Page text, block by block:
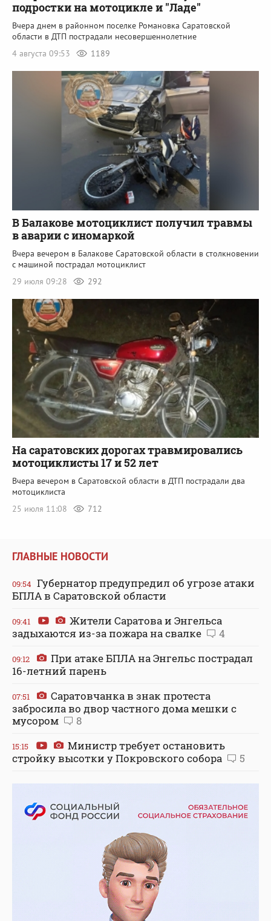
подростки на мотоцикле и "Ладе"
Вчера днем в районном поселке Романовка Саратовской
области в ДТП пострадали несовершеннолетние
4 августа 09:53
1189
В Балакове мотоциклист получил травмы
в аварии с иномаркой
Вчера вечером в Балакове Саратовской области в столкновении
с машиной пострадал мотоциклист
29 июля 09:28
292
На саратовских дорогах травмировались
мотоциклисты 17 и 52 лет
Вчера вечером в Саратовской области в ДТП пострадали два
мотоциклиста
25 июля 11:08
712
ГЛАВНЫЕ НОВОСТИ
09:54 Губернатор предупредил об угрозе атаки
БПЛА в Саратовской области
09:41
Жители Саратова и Энгельса
задыхаются из-за пожара на свалке
4
09:12
При атаке БПЛА на Энгельс пострадал
16-летний парень
07:51
Саратовчанка в знак протеста
забросила во двор частного дома мешки с
мусором
8
15:15
Министр требует остановить
стройку высотки у Покровского собора
5